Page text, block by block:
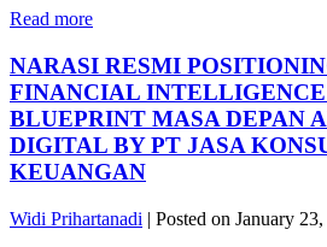
AI
PT
JASA
KONSULTAN
KEUANGAN
Read moreNARASI
POSITIONINGJKK
FINANCIAL
INTELLIGENCE
SYSTEM™
V2(VERSI
BI–
SYSTEM
BERBASIS
NARASI RESMI
FINANCIAL INTELLIGENCE
BLUEPRINT MASA DEPAN
DIGITAL BY PT JASA
KEUANGAN
Widi Prihartanadi | Posted on January